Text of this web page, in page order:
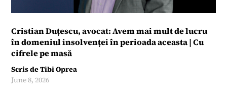
Cristian Duțescu, avocat: Avem mai mult de lucru
în domeniul insolvenței în perioada aceasta | Cu
cifrele pe masă
Scris deTibi Oprea
June 8, 2026